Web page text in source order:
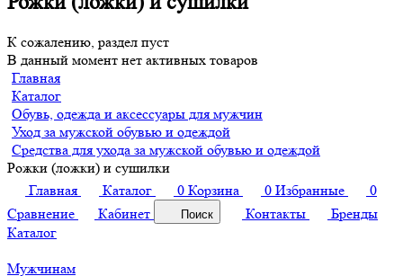
К сожалению, раздел пуст
В данный момент нет активных товаров
Главная
Каталог
Обувь, одежда и аксессуары для мужчин
Уход за мужской обувью и одеждой
Средства для ухода за мужской обувью и одеждой
Рожки (ложки) и сушилки
Главная
Каталог 0 Корзина 0 Избранные
0
Сравнение
Кабинет Поиск Контакты
Бренды
Каталог
Мужчинам